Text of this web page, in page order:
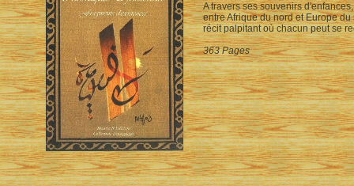
A travers ses souvenirs
entre Afrique du nord et Europe
récit palpitant où chacun peut se
363 Pages